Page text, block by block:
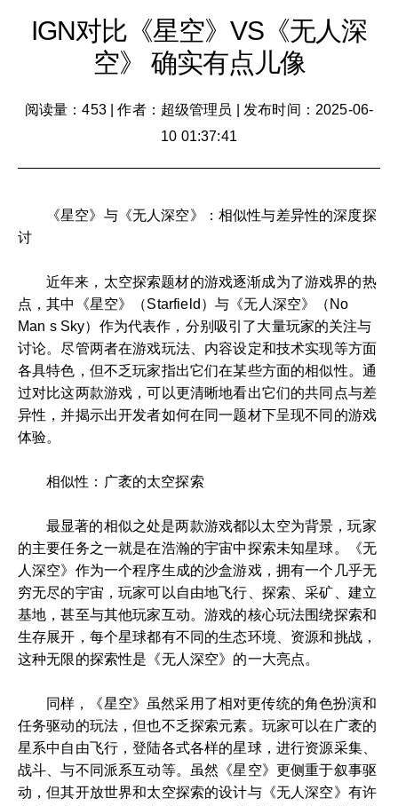
IGN对比《星空》VS《无人深
空》 确实有点儿像
阅读量：453|作者：超级管理员
发布时间：2025-06-
10 01:37:41
《星空》与《无人深空》：相似性与差异性的深度探
讨
近年来，太空探索题材的游戏逐渐成为了游戏界的热
点，其中《星空》（Starfield）与《无人深空》（No
Man s Sky）作为代表作，分别吸引了大量玩家的关注与
讨论。尽管两者在游戏玩法、内容设定和技术实现等方面
各具特色，但不乏玩家指出它们在某些方面的相似性。通
过对比这两款游戏，可以更清晰地看出它们的共同点与差
异性，并揭示出开发者如何在同一题材下呈现不同的游戏
体验。
相似性：广袤的太空探索
最显著的相似之处是两款游戏都以太空为背景，玩家
的主要任务之一就是在浩瀚的宇宙中探索未知星球。《无
人深空》作为一个程序生成的沙盒游戏，拥有一个几乎无
穷无尽的宇宙，玩家可以自由地飞行、探索、采矿、建立
基地，甚至与其他玩家互动。游戏的核心玩法围绕探索和
生存展开，每个星球都有不同的生态环境、资源和挑战，
这种无限的探索性是《无人深空》的一大亮点。
同样，《星空》虽然采用了相对更传统的角色扮演和
任务驱动的玩法，但也不乏探索元素。玩家可以在广袤的
星系中自由飞行，登陆各式各样的星球，进行资源采集、
战斗、与不同派系互动等。虽然《星空》更侧重于叙事驱
动，但其开放世界和太空探索的设计与《无人深空》有许